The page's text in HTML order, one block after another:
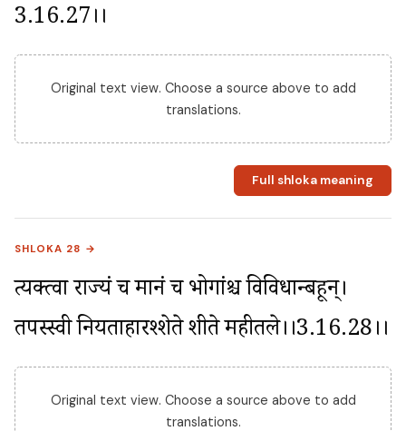
3.16.27।।
Original text view. Choose a source above to add
translations.
Full shloka meaning
SHLOKA 28 →
त्यक्त्वा राज्यं च मानं च भोगांश्च विविधान्बहून्।
तपस्स्वी नियताहारश्शेते शीते महीतले।।3.16.28।।
Original text view. Choose a source above to add
translations.